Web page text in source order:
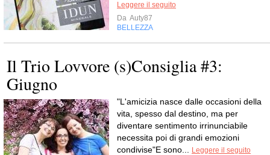
Leggere il seguito
Da Auty87
BELLEZZA
Il Trio Lovvore (s)Consiglia #3:
Giugno
"L'amicizia nasce dalle occasioni della
vita, spesso dal destino, ma per
diventare sentimento irrinunciabile
necessita poi di grandi emozioni
condivise"E sono...
Leggere il seguito